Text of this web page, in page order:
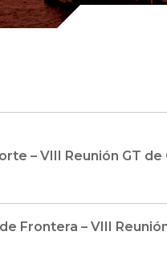
– VIII Reunión GT de
Frontera – VIII